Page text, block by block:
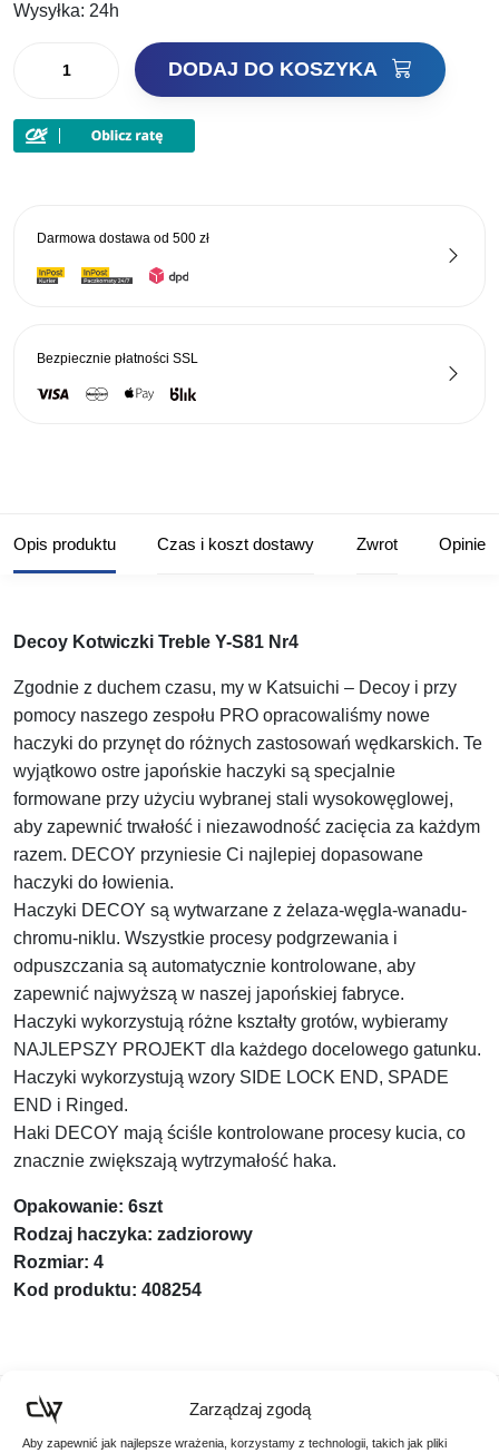
Zarządzaj zgodą
Aby zapewnić jak najlepsze wrażenia, korzystamy z technologii, takich jak pliki
Wysyłka: 24h
Decoy
Treble
DODAJ DO KOSZYKA
Darmowa dostawa od 500 zł
Bezpiecznie płatności SSL
Opis produktu Czas i koszt dostawy Zwrot Opinie
Decoy Kotwiczki Treble Y-S81 Nr4
Zgodnie z duchem czasu, my w Katsuichi – Decoy i przy
pomocy naszego zespołu PRO opracowaliśmy nowe
haczyki do przynęt do różnych zastosowań wędkarskich. Te
wyjątkowo ostre japońskie haczyki są specjalnie
formowane przy użyciu wybranej stali wysokowęglowej,
aby zapewnić trwałość i niezawodność zacięcia za każdym
razem. DECOY przyniesie Ci najlepiej dopasowane
haczyki do łowienia.
Haczyki DECOY są wytwarzane z żelaza-węgla-wanadu-
chromu-niklu. Wszystkie procesy podgrzewania i
odpuszczania są automatycznie kontrolowane, aby
zapewnić najwyższą w naszej japońskiej fabryce.
Haczyki wykorzystują różne kształty grotów, wybieramy
NAJLEPSZY PROJEKT dla każdego docelowego gatunku.
Haczyki wykorzystują wzory SIDE LOCK END, SPADE
END i Ringed.
Haki DECOY mają ściśle kontrolowane procesy kucia, co
znacznie zwiększają wytrzymałość haka.
Opakowanie: 6szt
Rodzaj haczyka: zadziorowy
Rozmiar: 4
Kod produktu: 408254